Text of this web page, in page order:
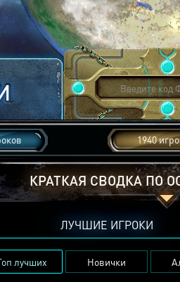
1940
КРАТКАЯ СВОДКА ПО
ЛУЧШИЕ ИГРОКИ
лучших Новички